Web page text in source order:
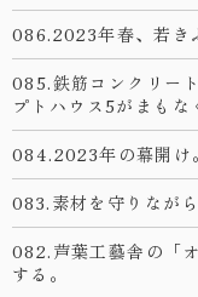
086.2023年春、若き
085.鉄筋コンクリー
プトハウス5がまもな
084.2023年の幕開け
083.素材を守りなが
082.芦葉工藝舎の「
する。